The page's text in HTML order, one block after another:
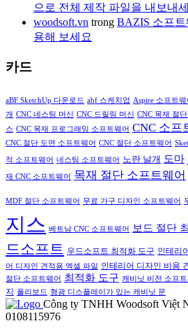
으로 전체 제작 파일을 내보내
woodsoft.vn trong BAZIS 소프트
용해 보세요
카드
aBF SketchUp 다운로드 abf 스케치업 Aspire 소프트
개 CNC 네스팅 머신 CNC 드릴링 머신 CNC 목재 절
스 CNC 목재 프로그래밍 소프트웨어 CNC 소프
CNC 절단 도면 소프트웨어 CNC 절단 소프트웨어
적 소프트웨어 네스팅 소프트웨어 노란 날개 도마
재 CNC 소프트웨어 목재 절단 소프트웨어
MDF 절단 소프트웨어 무료 가구 디자인 소프트웨어
지스 베트남 CNC 소프트웨어 보드 절단
드소프트
우드소프트 최적화 도구 인테리
어 디자인 견적용 엑셀 파일 인테리어 디자인 비용
절단 소프트웨어
최적화 도구 캐비닛 비전 소프트
지 폴리보드 형광 디스플레이가 있는 캐비닛 문
Công ty TNHH Woodsoft Việt
0108115976